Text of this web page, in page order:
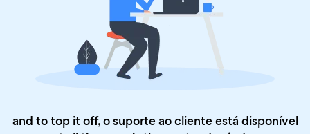
and to top it off, o suporte ao cliente está disponível